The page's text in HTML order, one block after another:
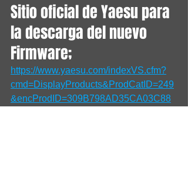
Sitio oficial de Yaesu para
la descarga del nuevo
Firmware;
https://www.yaesu.com/indexVS.cfm?
cmd=DisplayProducts&ProdCatID=249
&encProdID=309B798AD35CA03C88